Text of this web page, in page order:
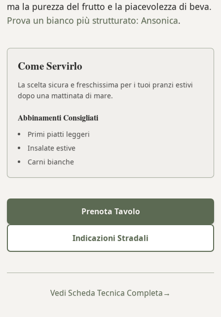
ma la purezza del frutto e la piacevolezza di beva.
Prova un bianco più strutturato: Ansonica.
Come Servirlo
La scelta sicura e freschissima per i tuoi pranzi estivi
dopo una mattinata di mare.
Abbinamenti Consigliati
Primi piatti leggeri
Insalate estive
Carni bianche
Prenota Tavolo
Indicazioni Stradali
Vedi Scheda Tecnica Completa→